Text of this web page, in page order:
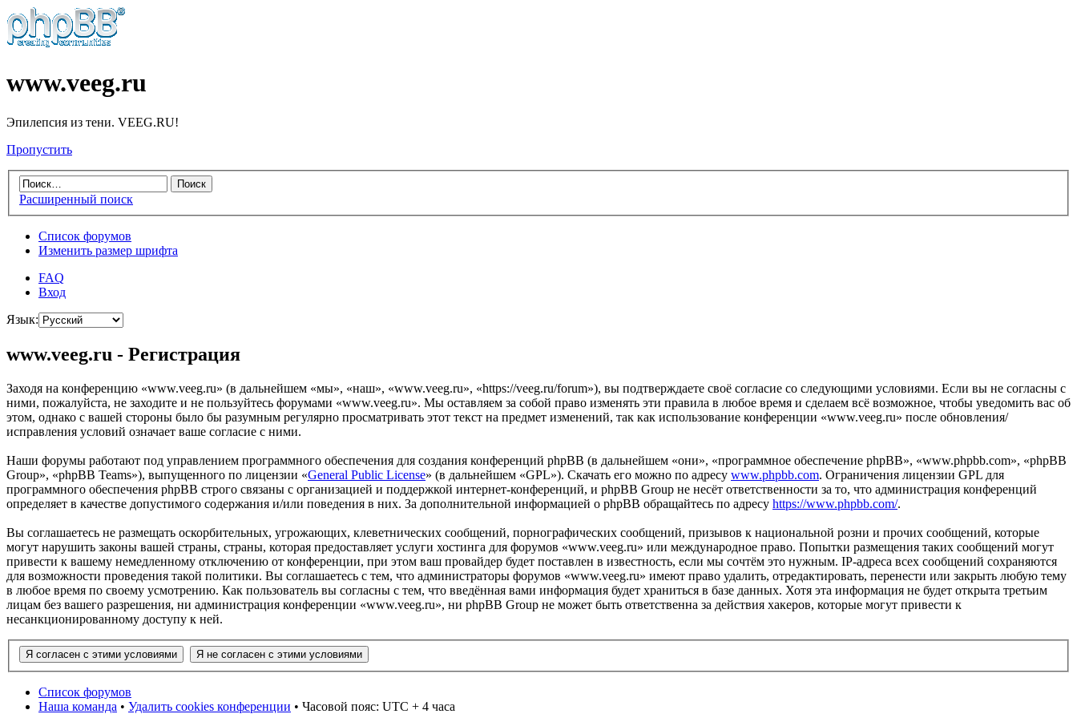
www.veeg.ru
Эпилепсия из тени. VEEG.RU!
Пропустить
Расширенный поиск
Список форумов
Изменить размер шрифта
FAQ
Вход
Язык:
www.veeg.ru - Регистрация
Заходя на конференцию «www.veeg.ru» (в дальнейшем «мы», «наш», «www.veeg.ru», «https://veeg.ru/forum»), вы подтверждаете своё согласие со следующими условиями. Если вы не согласны с
ними, пожалуйста, не заходите и не пользуйтесь форумами «www.veeg.ru». Мы оставляем за собой право изменять эти правила в любое время и сделаем всё возможное, чтобы уведомить вас об
этом, однако с вашей стороны было бы разумным регулярно просматривать этот текст на предмет изменений, так как использование конференции «www.veeg.ru» после обновления/
исправления условий означает ваше согласие с ними.
Наши форумы работают под управлением программного обеспечения для создания конференций phpBB (в дальнейшем «они», «программное обеспечение phpBB», «www.phpbb.com», «phpBB
Group», «phpBB Teams»), выпущенного по лицензии «General Public License» (в дальнейшем «GPL»). Скачать его можно по адресу www.phpbb.com. Ограничения лицензии GPL для
программного обеспечения phpBB строго связаны с организацией и поддержкой интернет-конференций, и phpBB Group не несёт ответственности за то, что администрация конференций
определяет в качестве допустимого содержания и/или поведения в них. За дополнительной информацией о phpBB обращайтесь по адресу https://www.phpbb.com/.
Вы соглашаетесь не размещать оскорбительных, угрожающих, клеветнических сообщений, порнографических сообщений, призывов к национальной розни и прочих сообщений, которые
могут нарушить законы вашей страны, страны, которая предоставляет услуги хостинга для форумов «www.veeg.ru» или международное право. Попытки размещения таких сообщений могут
привести к вашему немедленному отключению от конференции, при этом ваш провайдер будет поставлен в известность, если мы сочтём это нужным. IP-адреса всех сообщений сохраняются
для возможности проведения такой политики. Вы соглашаетесь с тем, что администраторы форумов «www.veeg.ru» имеют право удалить, отредактировать, перенести или закрыть любую тему
в любое время по своему усмотрению. Как пользователь вы согласны с тем, что введённая вами информация будет храниться в базе данных. Хотя эта информация не будет открыта третьим
лицам без вашего разрешения, ни администрация конференции «www.veeg.ru», ни phpBB Group не может быть ответственна за действия хакеров, которые могут привести к
несанкционированному доступу к ней.
Список форумов
Наша команда • Удалить cookies конференции • Часовой пояс: UTC + 4 часа